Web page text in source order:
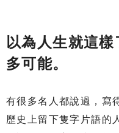
以為人生就這
多可能。
有很多名人都說過，寫
歷史上留下隻字片語的